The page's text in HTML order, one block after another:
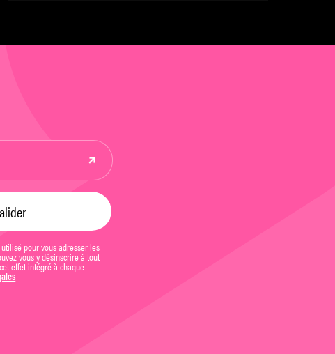
pour vous adresser les
vous y désinscrire à tout
effet intégré à chaque